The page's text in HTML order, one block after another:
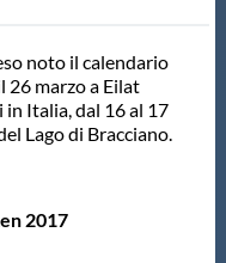
noto il calendario
26 marzo a Eilat
Italia, dal 16 al 17
Lago di Bracciano.
2017